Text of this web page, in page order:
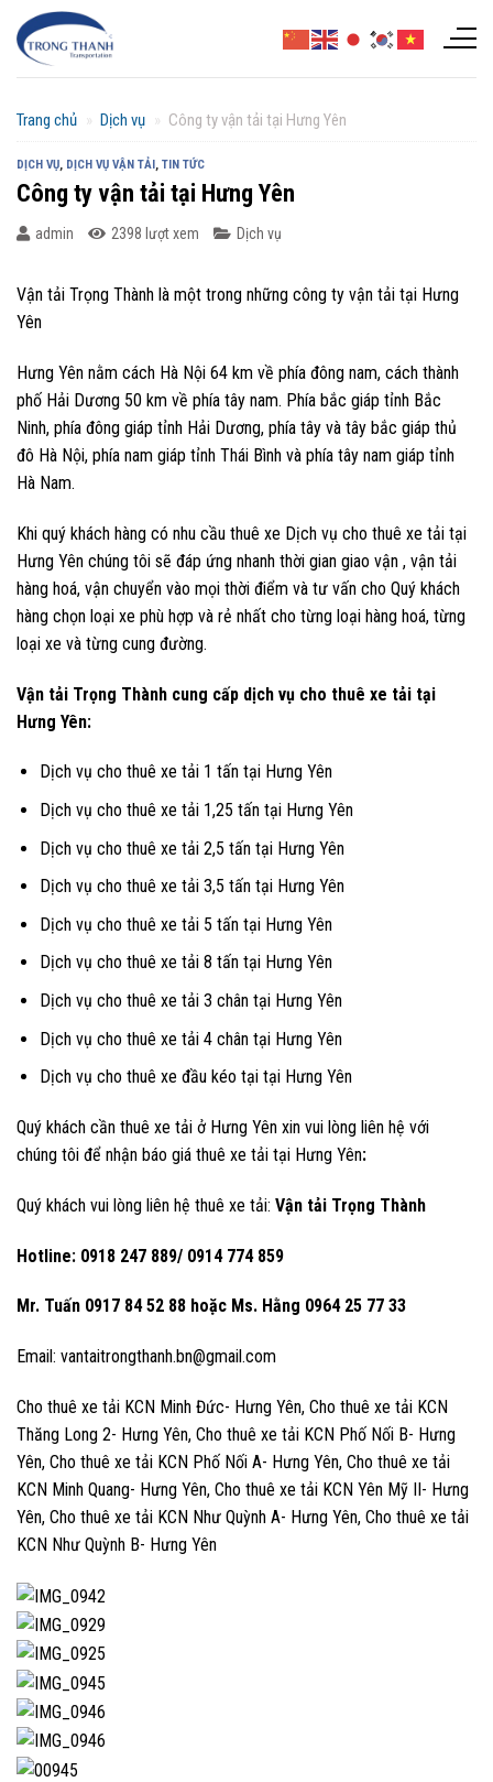
Chuyển
đến
Trang chủ » Dịch vụ » Công ty vận tải tại Hưng Yên
DỊCH VỤ, DỊCH VỤ VẬN TẢI, TIN TỨC
Công ty vận tải tại Hưng Yên
admin 2398 lượt xem Dịch vụ
Vận tải Trọng Thành là một trong những công ty vận tải tại Hưng
Yên
Hưng Yên nằm cách Hà Nội 64 km về phía đông nam, cách thành
phố Hải Dương 50 km về phía tây nam. Phía bắc giáp tỉnh Bắc
Ninh, phía đông giáp tỉnh Hải Dương, phía tây và tây bắc giáp thủ
đô Hà Nội, phía nam giáp tỉnh Thái Bình và phía tây nam giáp tỉnh
Hà Nam.
Khi quý khách hàng có nhu cầu thuê xe Dịch vụ cho thuê xe tải tại
Hưng Yên chúng tôi sẽ đáp ứng nhanh thời gian giao vận , vận tải
hàng hoá, vận chuyển vào mọi thời điểm và tư vấn cho Quý khách
hàng chọn loại xe phù hợp và rẻ nhất cho từng loại hàng hoá, từng
loại xe và từng cung đường.
Vận tải Trọng Thành cung cấp dịch vụ cho thuê xe tải tại
Hưng Yên:
Dịch vụ cho thuê xe tải 1 tấn tại Hưng Yên
Dịch vụ cho thuê xe tải 1,25 tấn tại Hưng Yên
Dịch vụ cho thuê xe tải 2,5 tấn tại Hưng Yên
Dịch vụ cho thuê xe tải 3,5 tấn tại Hưng Yên
Dịch vụ cho thuê xe tải 5 tấn tại Hưng Yên
Dịch vụ cho thuê xe tải 8 tấn tại Hưng Yên
Dịch vụ cho thuê xe tải 3 chân tại Hưng Yên
Dịch vụ cho thuê xe tải 4 chân tại Hưng Yên
Dịch vụ cho thuê xe đầu kéo tại tại Hưng Yên
Quý khách cần thuê xe tải ở Hưng Yên xin vui lòng liên hệ với
chúng tôi để nhận báo giá thuê xe tải tại Hưng Yên:
Quý khách vui lòng liên hệ thuê xe tải: Vận tải Trọng Thành
Hotline: 0918 247 889/ 0914 774 859
Mr. Tuấn 0917 84 52 88 hoặc Ms. Hằng 0964 25 77 33
Email: vantaitrongthanh.bn@gmail.com
Cho thuê xe tải KCN Minh Đức- Hưng Yên, Cho thuê xe tải KCN
Thăng Long 2- Hưng Yên, Cho thuê xe tải KCN Phố Nối B- Hưng
Yên, Cho thuê xe tải KCN Phố Nối A- Hưng Yên, Cho thuê xe tải
KCN Minh Quang- Hưng Yên, Cho thuê xe tải KCN Yên Mỹ II- Hưng
Yên, Cho thuê xe tải KCN Như Quỳnh A- Hưng Yên, Cho thuê xe tải
KCN Như Quỳnh B- Hưng Yên